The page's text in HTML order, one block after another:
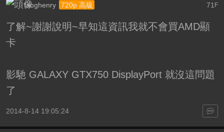
71 F
fanghenry 720p 高級
了解~謝謝說明~早知這資訊我就不會買AMD顯
卡
影馳 GALAXY GTX750 DisplayPort 就沒這問題
了
2014-8-14 19:05:24